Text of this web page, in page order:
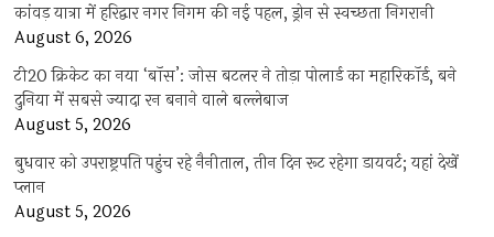
कांवड़ यात्रा में हरिद्वार नगर निगम की नई पहल, ड्रोन से स्वच्छता निगरानी
August 6, 2026
टी20 क्रिकेट का नया ‘बॉस’: जोस बटलर ने तोड़ा पोलार्ड का महारिकॉर्ड, बने
दुनिया में सबसे ज्यादा रन बनाने वाले बल्लेबाज
August 5, 2026
बुधवार को उपराष्ट्रपति पहुंच रहे नैनीताल, तीन दिन रूट रहेगा डायवर्ट; यहां देखें
प्‍लान
August 5, 2026